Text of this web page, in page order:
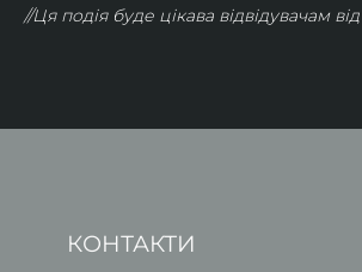
//Ця подія буде цікава відвідувачам
КОНТАКТИ